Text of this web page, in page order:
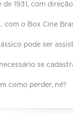
de 1931, com
com o Box Cine
pode ser
se
como perder, né?